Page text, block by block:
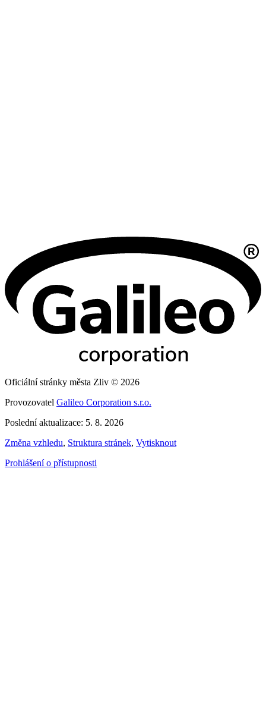
Oficiální stránky města Zliv © 2026
Provozovatel Galileo Corporation s.r.o.
Poslední aktualizace: 5. 8. 2026
Změna vzhledu, Struktura stránek, Vytisknout
Prohlášení o přístupnosti